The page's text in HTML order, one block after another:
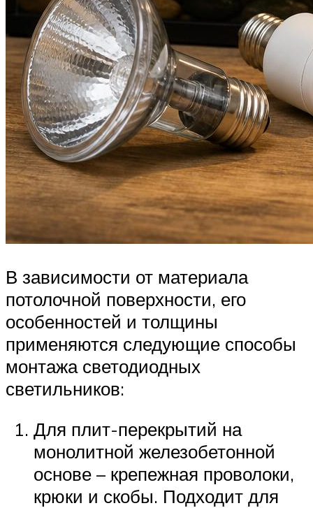
В зависимости от материала
потолочной поверхности, его
особенностей и толщины
применяются следующие способы
монтажа светодиодных
светильников:
Для плит-перекрытий на
монолитной железобетонной
основе – крепежная проволоки,
крюки и скобы. Подходит для